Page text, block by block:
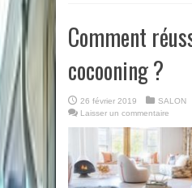
Comment
cocooning ?
26 février 2019
SALON
Laisser un commentaire